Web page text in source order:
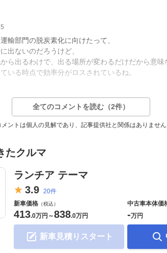
輸部門の脱炭素化に向けたって、
出ないのだろうけど、
ら出るわけで、出る場所が変わるだけだから意味
いる時点で効率分がロスされているね。
全てのコメントを読む（2件）
ントは個人の見解であり、記事提供社と関係はありません
たクルマ
ランチア テーマ
3.9 20件
新車価格 （税込）
413.0万円 ～838.0万円
新車見積りスタート
中古車本体価
-万円